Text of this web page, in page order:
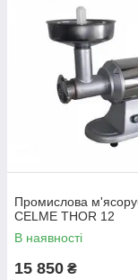
Промислова
CELME THOR 12
В наявності
15 850 ₴